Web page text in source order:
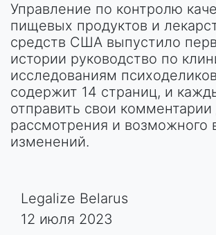
Управление по контролю
пищевых продуктов и
средств США выпустило
истории руководство по
исследованиям
содержит 14 страниц, и
отправить свои комментарии
рассмотрения и возможного
изменений.
Legalize Belarus
12 июля 2023